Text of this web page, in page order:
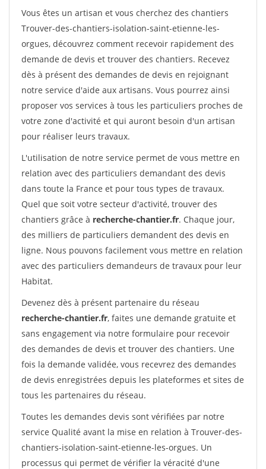
Vous êtes un artisan et vous cherchez des chantiers
Trouver-des-chantiers-isolation-saint-etienne-les-
orgues, découvrez comment recevoir rapidement des
demande de devis et trouver des chantiers. Recevez
dès à présent des demandes de devis en rejoignant
notre service d'aide aux artisans. Vous pourrez ainsi
proposer vos services à tous les particuliers proches de
votre zone d'activité et qui auront besoin d'un artisan
pour réaliser leurs travaux.
L'utilisation de notre service permet de vous mettre en
relation avec des particuliers demandant des devis
dans toute la France et pour tous types de travaux.
Quel que soit votre secteur d'activité, trouver des
chantiers grâce à recherche-chantier.fr. Chaque jour,
des milliers de particuliers demandent des devis en
ligne. Nous pouvons facilement vous mettre en relation
avec des particuliers demandeurs de travaux pour leur
Habitat.
Devenez dès à présent partenaire du réseau
recherche-chantier.fr, faites une demande gratuite et
sans engagement via notre formulaire pour recevoir
des demandes de devis et trouver des chantiers. Une
fois la demande validée, vous recevrez des demandes
de devis enregistrées depuis les plateformes et sites de
tous les partenaires du réseau.
Toutes les demandes devis sont vérifiées par notre
service Qualité avant la mise en relation à Trouver-des-
chantiers-isolation-saint-etienne-les-orgues. Un
processus qui permet de vérifier la véracité d'une